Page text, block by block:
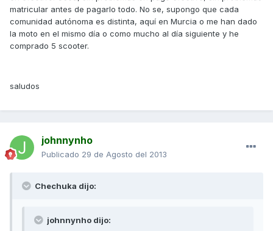
matricular antes de pagarlo todo. No se, supongo que cada
comunidad autónoma es distinta, aquí en Murcia o me han dado
la moto en el mismo día o como mucho al día siguiente y he
comprado 5 scooter.
saludos
johnnynho
Publicado 29 de Agosto del 2013
Chechuka dijo:
johnnynho dijo: